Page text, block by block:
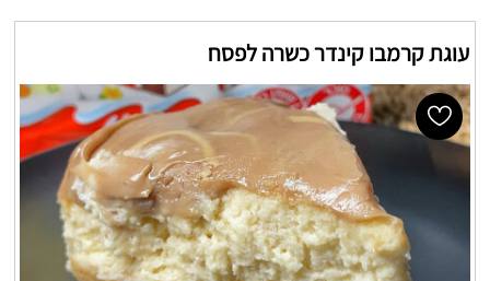
עוגת קרמבו קינדר כשרה לפסח